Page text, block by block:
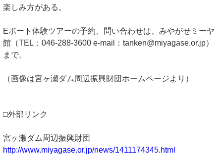
楽しみ方がある。
Eボート体験ツアーの予約、問い合わせは、みやがせミーヤ
館（TEL：046-288-3600 e-mail：tanken@miyagase.or.jp）
まで。
（画像は宮ヶ瀬ダム周辺振興財団ホームページより）
□外部リンク
宮ヶ瀬ダム周辺振興財団
http://www.miyagase.or.jp/news/1411174345.html